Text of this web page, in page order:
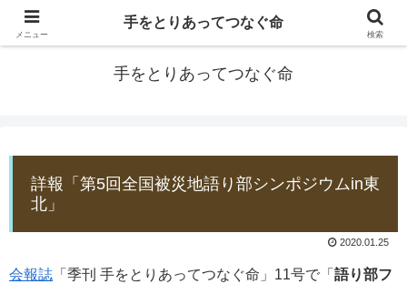
防災士EDOGAWA
手をとりあってつなぐ命
詳報「第5回全国被災地語り部シンポジウムin東
北」
2020.01.25
会報誌 「季刊 手をとりあってつなぐ命」11号で「 語り部フ
メニュー
手をとりあってつなぐ命
検索